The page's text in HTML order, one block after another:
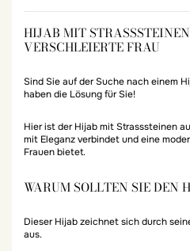
HIJAB MIT
VERSCHLEIERTE FRAU
Sind Sie auf der Suche nach einem
haben die Lösung für Sie!
Hier ist der Hijab mit Strasssteinen
mit Eleganz verbindet und eine
Frauen bietet.
WARUM SOLLTEN SIE DEN
Dieser Hijab zeichnet sich durch
aus.